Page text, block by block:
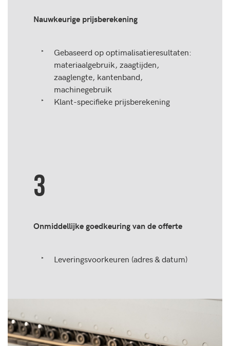
Nauwkeurige prijsberekening
Gebaseerd op optimalisatieresultaten:
materiaalgebruik, zaagtijden,
zaaglengte, kantenband,
machinegebruik
Klant-specifieke prijsberekening
3
Onmiddellijke goedkeuring van de offerte
Leveringsvoorkeuren (adres & datum)